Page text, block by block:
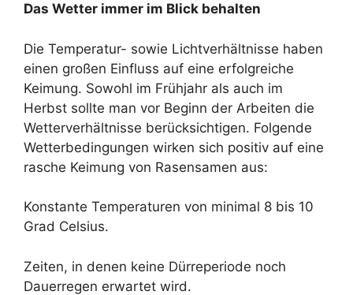
Das Wetter immer im Blick behalten
Die Temperatur- sowie Lichtverhältnisse haben
einen großen Einfluss auf eine erfolgreiche
Keimung. Sowohl im Frühjahr als auch im
Herbst sollte man vor Beginn der Arbeiten die
Wetterverhältnisse berücksichtigen. Folgende
Wetterbedingungen wirken sich positiv auf eine
rasche Keimung von Rasensamen aus:
Konstante Temperaturen von minimal 8 bis 10
Grad Celsius.
Zeiten, in denen keine Dürreperiode noch
Dauerregen erwartet wird.